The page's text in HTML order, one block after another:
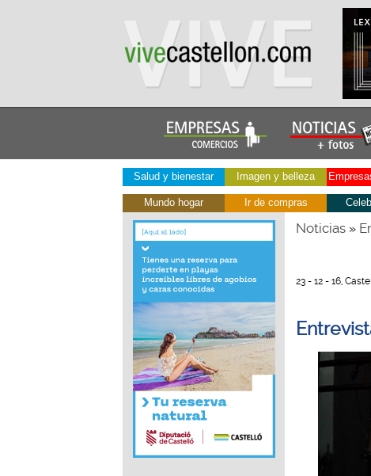
Salud y bienestar Imagen y belleza
Mundo hogar Ir de compras
Noticias»
23 - 12 - 16,